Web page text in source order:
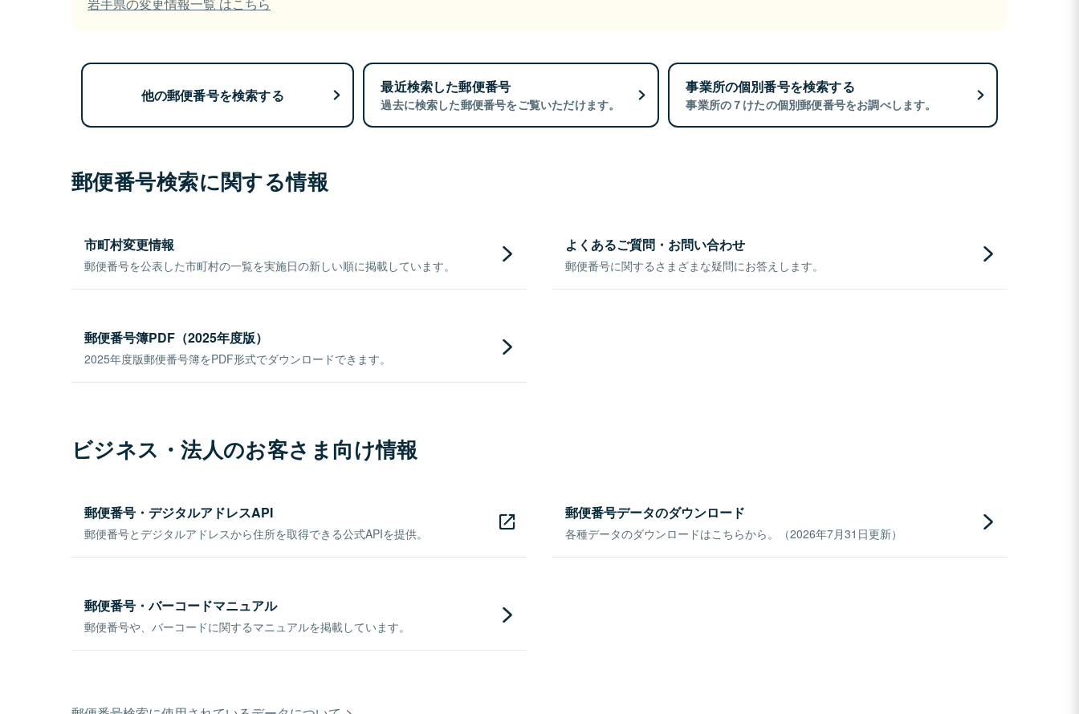
他の郵便番号を検索する 最近検索した郵便番号
過去に検索した郵便番号をご覧いただけます。
事業所の個別番号を検索する
事業所の７けたの個別郵便番号をお調べします。
郵便番号検索に関する情報
市町村変更情報
郵便番号を公表した市町村の一覧を実施日の新しい順に掲載しています。
よくあるご質問・お問い合わせ
郵便番号に関するさまざまな疑問にお答えします。
郵便番号簿PDF（2025年度版）
2025年度版郵便番号簿をPDF形式でダウンロードできます。
ビジネス・法人のお客さま向け情報
郵便番号・デジタルアドレスAPI
郵便番号とデジタルアドレスから住所を取得できる公式APIを提供。
郵便番号データのダウンロード
各種データのダウンロードはこちらから。（2026年7月31日更新）
郵便番号・バーコードマニュアル
郵便番号や、バーコードに関するマニュアルを掲載しています。